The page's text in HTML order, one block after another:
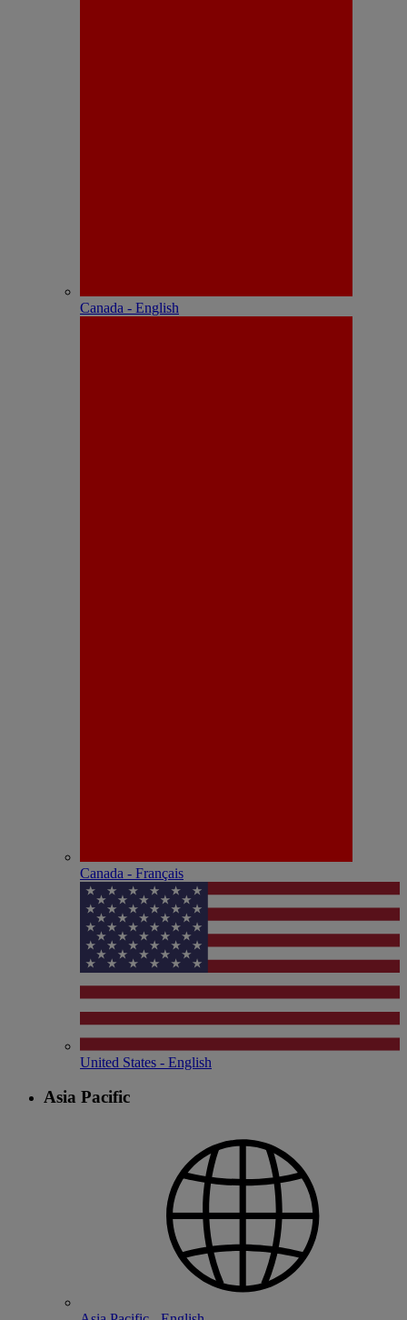
Canada - English
Canada - Français
United States - English
Asia Pacific